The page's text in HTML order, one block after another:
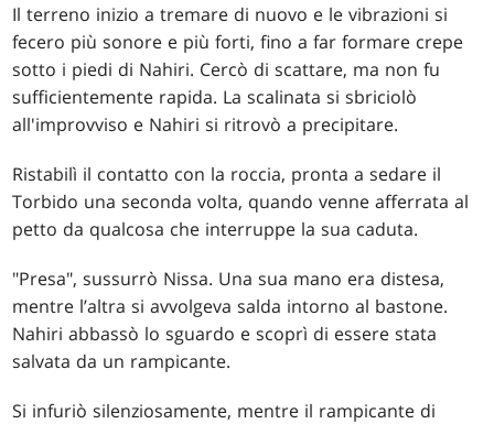
Il terreno inizio a tremare di nuovo e le vibrazioni si
fecero più sonore e più forti, fino a far formare crepe
sotto i piedi di Nahiri. Cercò di scattare, ma non fu
sufficientemente rapida. La scalinata si sbriciolò
all'improvviso e Nahiri si ritrovò a precipitare.
Ristabilì il contatto con la roccia, pronta a sedare il
Torbido una seconda volta, quando venne afferrata al
petto da qualcosa che interruppe la sua caduta.
"Presa", sussurrò Nissa. Una sua mano era distesa,
mentre l’altra si avvolgeva salda intorno al bastone.
Nahiri abbassò lo sguardo e scoprì di essere stata
salvata da un rampicante.
Si infuriò silenziosamente, mentre il rampicante di